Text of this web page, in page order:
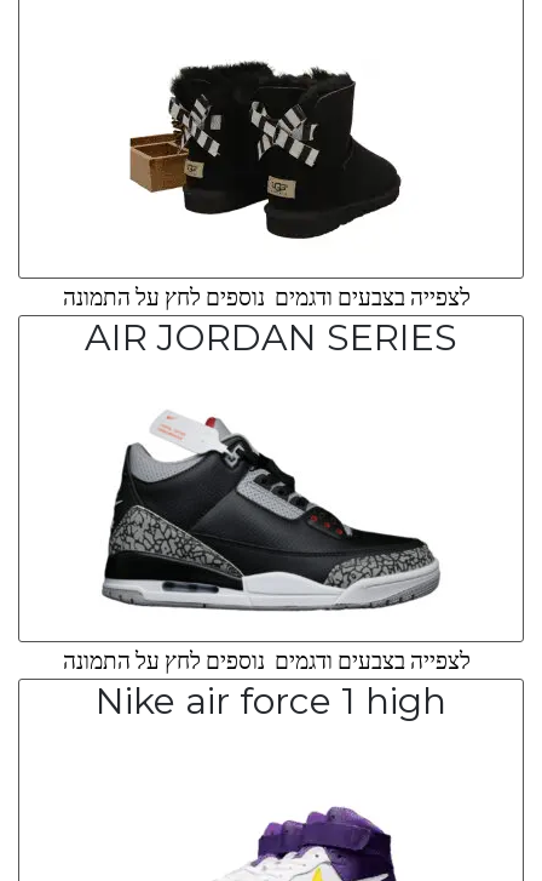
לצפייה בצבעים ודגמים נוספים לחץ על התמונה
AIR JORDAN SERIES
לצפייה בצבעים ודגמים נוספים לחץ על התמונה
Nike air force 1 high